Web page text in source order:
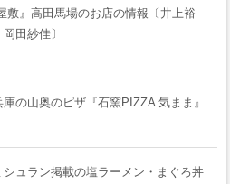
敷』高田馬場のお店の情報〔井上裕
田紗佳〕
庫の山奥のピザ『石窯PIZZA 気まま』
シュラン掲載の塩ラーメン・まぐろ丼